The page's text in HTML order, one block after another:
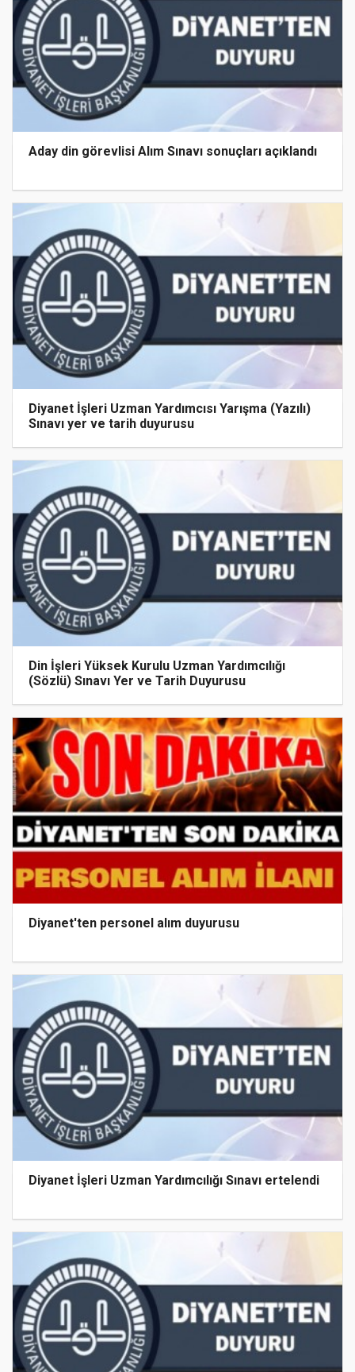
Aday din görevlisi Alım Sınavı sonuçları açıklandı
Diyanet İşleri Uzman Yardımcısı Yarışma (Yazılı)
Sınavı yer ve tarih duyurusu
Din İşleri Yüksek Kurulu Uzman Yardımcılığı
(Sözlü) Sınavı Yer ve Tarih Duyurusu
Diyanet'ten personel alım duyurusu
Diyanet İşleri Uzman Yardımcılığı Sınavı ertelendi